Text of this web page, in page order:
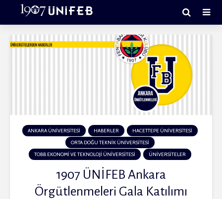
ANKARA ÜNİVERSİTESİ HABERLER
HACETTEPE ÜNİVERSİTESİ
ORTA DOĞU TEKNİK ÜNİVERSİTESİ
TOBB EKONOMİ VE TEKNOLOJİ ÜNİVERSİTESİ
ÜNİVERSİTELER
1907 ÜNİFEB Ankara
Örgütlenmeleri Gala Katılımı